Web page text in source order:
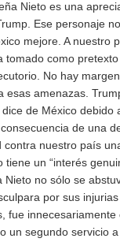
Nieto es una
Ese personaje
mejore. A nuestro
tomado como
No hay
esas amenazas.
de México debido
de una
contra nuestro país
tiene un “interés
Nieto no sólo se
por sus
fue innecesariamente
un segundo servicio